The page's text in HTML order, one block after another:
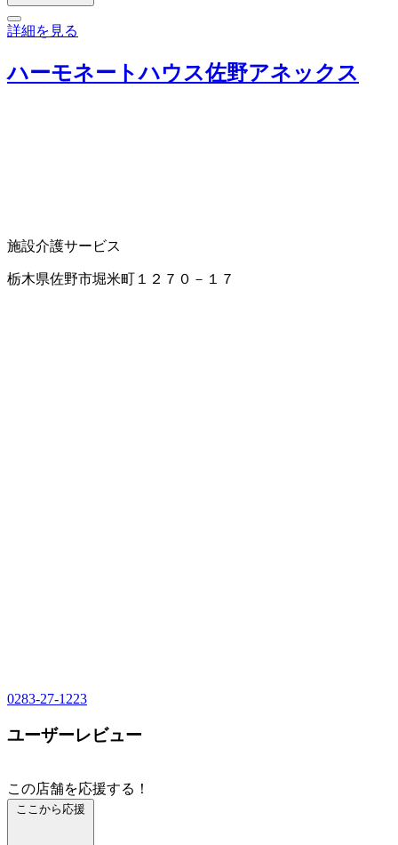
詳細を見る
ハーモネートハウス佐野アネックス
施設介護サービス
栃木県佐野市堀米町１２７０－１７
0283-27-1223
ユーザーレビュー
この店舗を応援する！
ここから応援